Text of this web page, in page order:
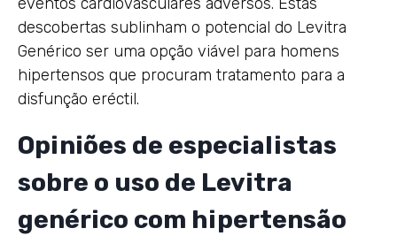
descobertas sublinham o potencial do Levitra
Genérico ser uma opção viável para homens
hipertensos que procuram tratamento para a
disfunção eréctil.
Opiniões de especialistas
sobre o uso de Levitra
genérico com hipertensão